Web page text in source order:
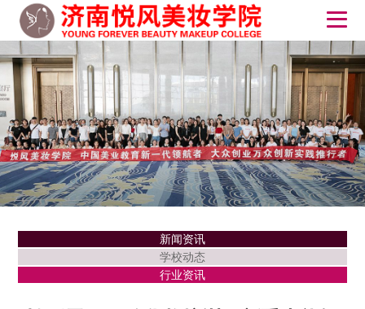
新闻资讯
学校动态
行业资讯